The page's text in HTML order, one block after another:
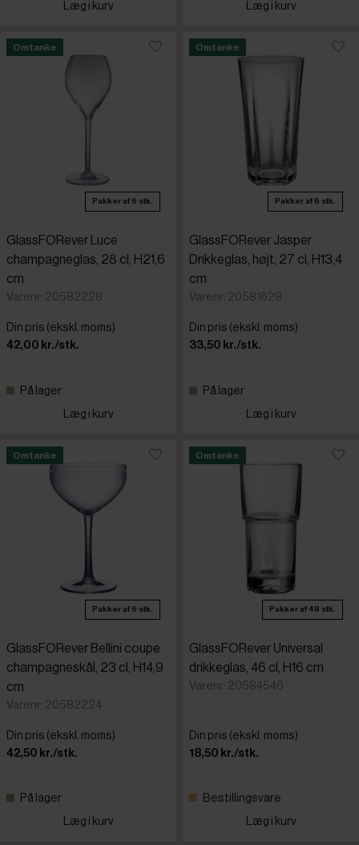
Læg i kurv Læg i kurv
Omtanke
Pakker af 6 stk.
GlassFORever Luce
champagneglas, 28 cl, H21,6
cm
Varenr: 20582228
Din pris (ekskl. moms)
42,00 kr./stk.
På lager
Læg i kurv
Omtanke
Pakker af 6 stk.
GlassFORever Jasper
Drikkeglas, højt, 27 cl, H13,4
cm
Varenr: 20581628
Din pris (ekskl. moms)
33,50 kr./stk.
På lager
Læg i kurv
Omtanke
Pakker af 6 stk.
GlassFORever Bellini coupe
champagneskål, 23 cl, H14,9
cm
Varenr: 20582224
Din pris (ekskl. moms)
42,50 kr./stk.
På lager
Læg i kurv
Omtanke
Pakker af 48 stk.
GlassFORever Universal
drikkeglas, 46 cl, H16 cm
Varenr: 20584546
Din pris (ekskl. moms)
18,50 kr./stk.
Bestillingsvare
Læg i kurv